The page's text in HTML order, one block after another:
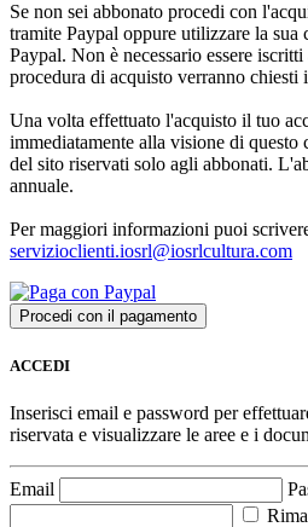
Se non sei abbonato procedi con
tramite Paypal oppure utilizzare la sua
Paypal. Non è necessario essere
procedura di acquisto verranno chiesti
Una volta effettuato l'acquisto il tuo
immediatamente alla visione di
del sito riservati solo agli abbonati.
annuale.
Per maggiori informazioni puoi
servizioclienti.iosrl@iosrlcultura.com
ACCEDI
Inserisci email e password per
riservata e visualizzare le aree e i
Email